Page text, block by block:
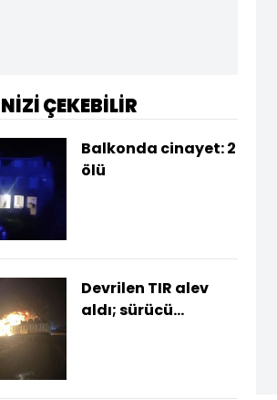
ÇEKEBİLİR
Balkonda cinayet: 2
ölü
Devrilen TIR alev
aldı; sürücü